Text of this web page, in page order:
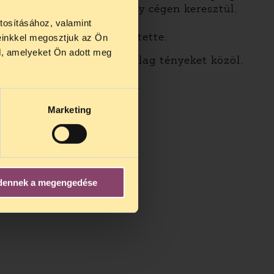
valamint
megosztjuk az Ön
amelyeket Ön adott meg
Marketing
a megengedése
takarítókat, hanem egy cégen keresztül.
saját könyveit
és népszerűsítette.
hogy a cikk kizárólag tényeket közöl.
27 és
25-én